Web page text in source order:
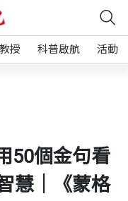
授 科普啟航 活動
50個金句看
慧｜《蒙格